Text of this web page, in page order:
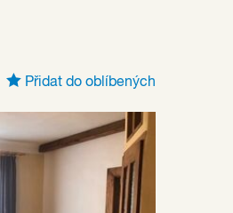
Přidat do oblíbených